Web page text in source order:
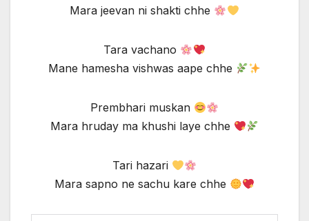
Mara jeevan ni shakti chhe
Tara vachano
Mane hamesha vishwas aape chhe
Prembhari muskan
Mara hruday ma khushi laye chhe
Tari hazari
Mara sapno ne sachu kare chhe